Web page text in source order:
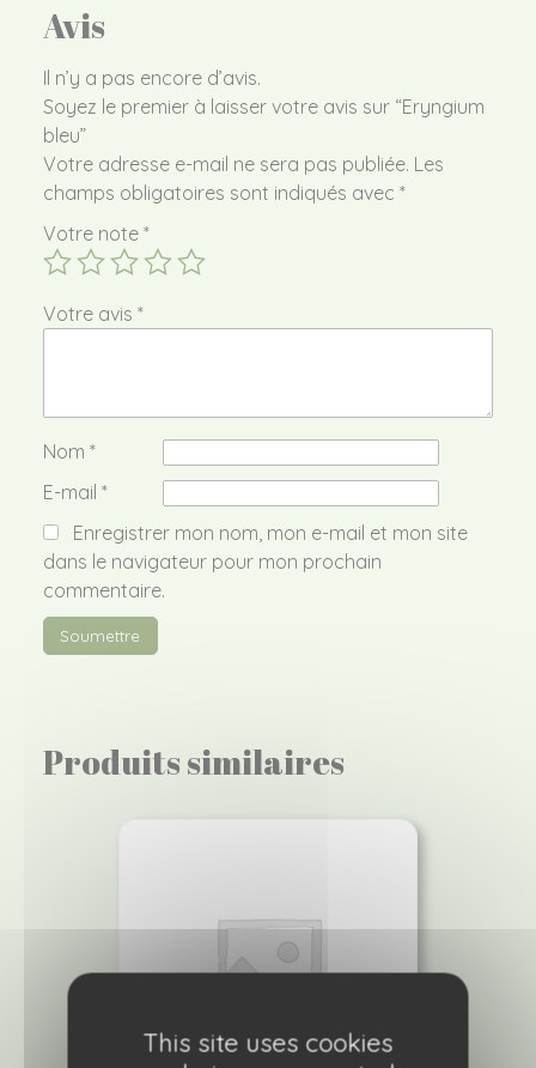
Avis
Il n’y a pas encore d’avis.
Soyez le premier à laisser votre avis sur “Eryngium
bleu”
Votre adresse e-mail ne sera pas publiée. Les
champs obligatoires sont indiqués avec *
Votre note *
Votre avis *
Nom *
E-mail *
Enregistrer mon nom, mon e-mail et mon site
dans le navigateur pour mon prochain
commentaire.
Produits similaires
This site uses cookies